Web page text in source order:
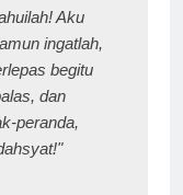
Aku
ingatlah,
begitu
dan
peranda,